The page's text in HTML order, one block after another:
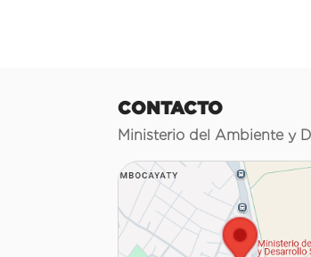
CONTACTO
Ministerio del Ambiente y